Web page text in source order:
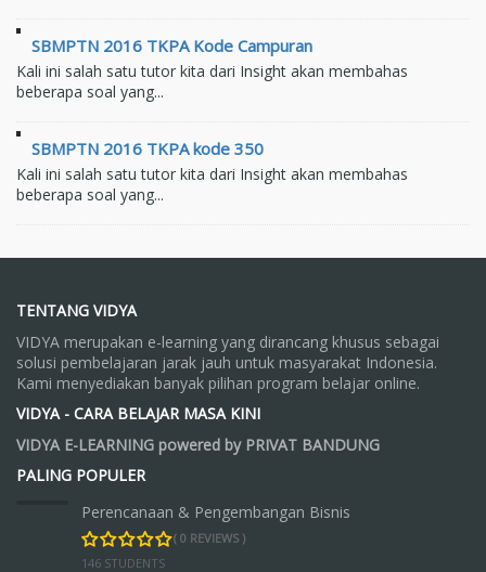
SBMPTN 2016 TKPA Kode Campuran
Kali ini salah satu tutor kita dari Insight akan membahas
beberapa soal yang...
SBMPTN 2016 TKPA kode 350
Kali ini salah satu tutor kita dari Insight akan membahas
beberapa soal yang...
TENTANG VIDYA
VIDYA merupakan e-learning yang dirancang khusus sebagai
solusi pembelajaran jarak jauh untuk masyarakat Indonesia.
Kami menyediakan banyak pilihan program belajar online.
VIDYA - CARA BELAJAR MASA KINI
VIDYA E-LEARNING powered by PRIVAT BANDUNG
PALING POPULER
Perencanaan & Pengembangan Bisnis
( 0 REVIEWS )
146 STUDENTS